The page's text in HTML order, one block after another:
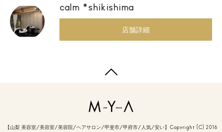
calm *shikishima
店舗詳細
【山梨 美容室/美容室/美容院/ヘアサロン/甲斐市/甲府市/人気/安い】Copyright (C) 2016